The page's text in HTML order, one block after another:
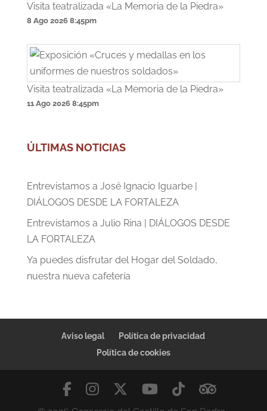
Visita teatralizada «La Memoria de la Piedra»
8 Ago 2026 8:45pm
Visita teatralizada «La Memoria de la Piedra»
11 Ago 2026 8:45pm
ÚLTIMAS NOTICIAS
Entrevistamos a José Ignacio Iguarbe |
DIÁLOGOS DESDE LA FORTALEZA
Entrevistamos a Julio Rina | DIÁLOGOS DESDE
LA FORTALEZA
Ya puedes disfrutar del Hogar del Soldado,
nuestra nueva cafetería
Aviso legal
Política de privacidad
Política de cookies